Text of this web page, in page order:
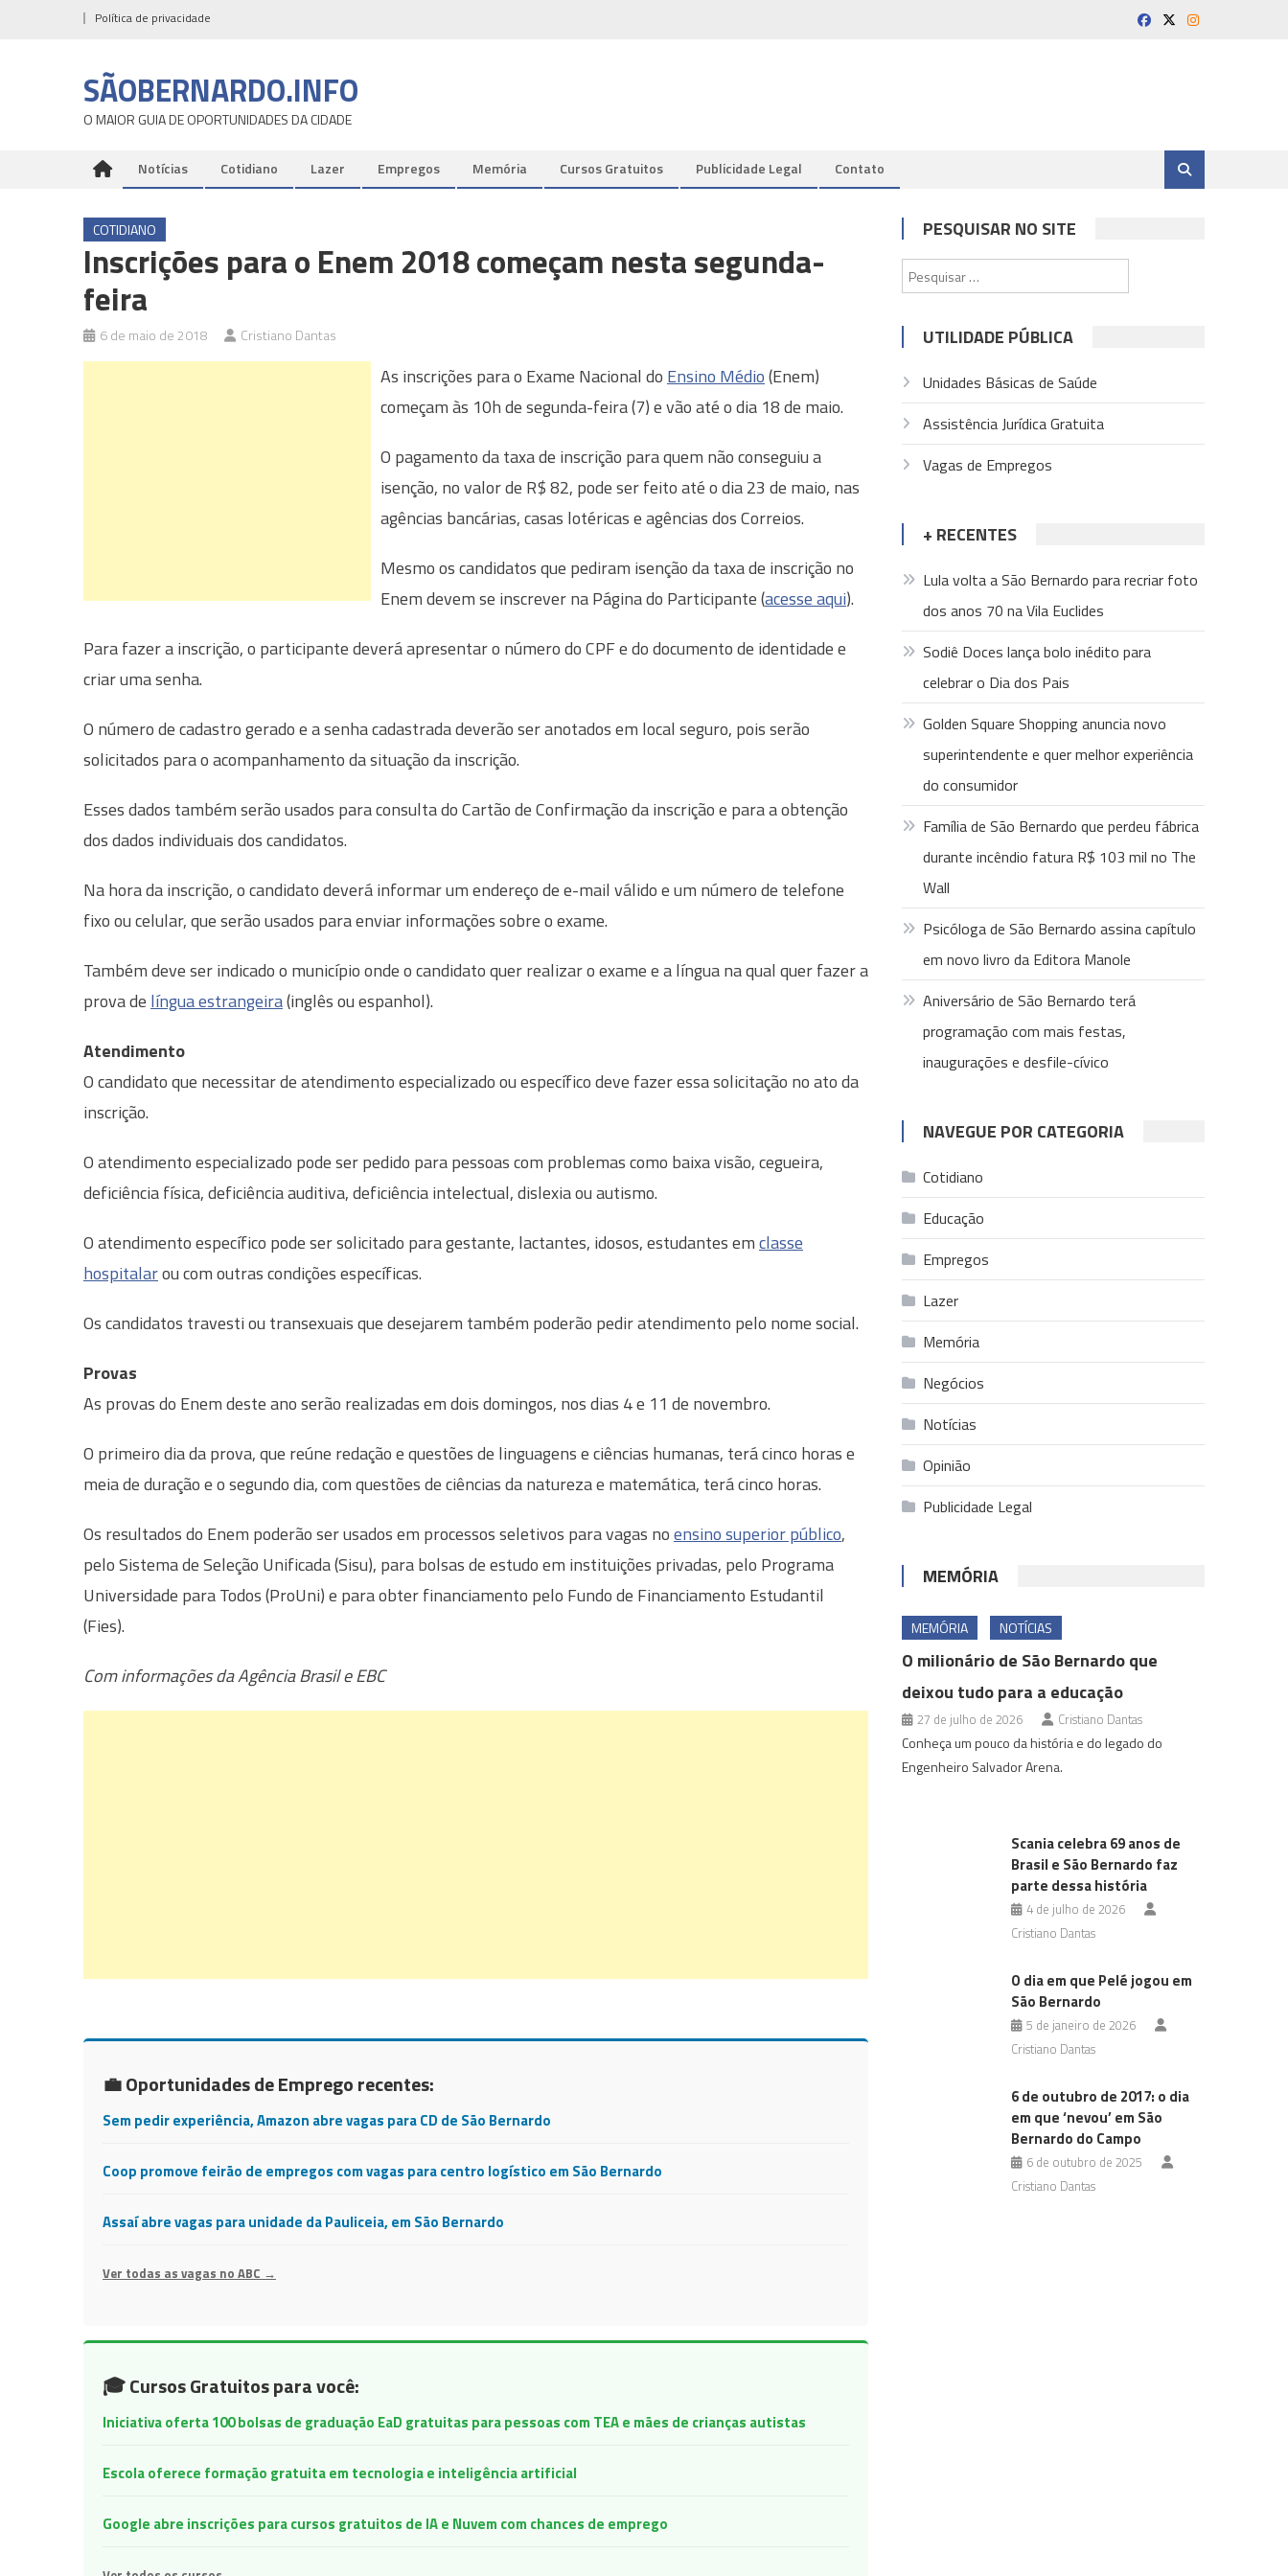
Política de privacidade
SÃOBERNARDO.INFO
O MAIOR GUIA DE OPORTUNIDADES DA CIDADE
Notícias Cotidiano Lazer Empregos Memória Cursos Gratuitos Publicidade Legal Contato
COTIDIANO
Inscrições para o Enem 2018 começam nesta segunda-
feira
6 de maio de 2018 Cristiano Dantas
As inscrições para o Exame Nacional do Ensino Médio(Enem)
começam às 10h de segunda-feira (7) e vão até o dia 18 de maio.
O pagamento da taxa de inscrição para quem não conseguiu a
isenção, no valor de R$ 82, pode ser feito até o dia 23 de maio, nas
agências bancárias, casas lotéricas e agências dos Correios.
Mesmo os candidatos que pediram isenção da taxa de inscrição no
Enem devem se inscrever na Página do Participante (acesse aqui).
Para fazer a inscrição, o participante deverá apresentar o número do CPF e do documento de identidade e
criar uma senha.
O número de cadastro gerado e a senha cadastrada deverão ser anotados em local seguro, pois serão
solicitados para o acompanhamento da situação da inscrição.
Esses dados também serão usados para consulta do Cartão de Confirmação da inscrição e para a obtenção
dos dados individuais dos candidatos.
Na hora da inscrição, o candidato deverá informar um endereço de e-mail válido e um número de telefone
fixo ou celular, que serão usados para enviar informações sobre o exame.
Também deve ser indicado o município onde o candidato quer realizar o exame e a língua na qual quer fazer a
prova de língua estrangeira(inglês ou espanhol).
Atendimento
O candidato que necessitar de atendimento especializado ou específico deve fazer essa solicitação no ato da
inscrição.
O atendimento especializado pode ser pedido para pessoas com problemas como baixa visão, cegueira,
deficiência física, deficiência auditiva, deficiência intelectual, dislexia ou autismo.
O atendimento específico pode ser solicitado para gestante, lactantes, idosos, estudantes emclasse
hospitalarou com outras condições específicas.
Os candidatos travesti ou transexuais que desejarem também poderão pedir atendimento pelo nome social.
Provas
As provas do Enem deste ano serão realizadas em dois domingos, nos dias 4 e 11 de novembro.
O primeiro dia da prova, que reúne redação e questões de linguagens e ciências humanas, terá cinco horas e
meia de duração e o segundo dia, com questões de ciências da natureza e matemática, terá cinco horas.
Os resultados do Enem poderão ser usados em processos seletivos para vagas noensino superior público,
pelo Sistema de Seleção Unificada (Sisu), para bolsas de estudo em instituições privadas, pelo Programa
Universidade para Todos (ProUni) e para obter financiamento pelo Fundo de Financiamento Estudantil
(Fies).
Com informações da Agência Brasil e EBC
💼 Oportunidades de Emprego recentes:
Sem pedir experiência, Amazon abre vagas para CD de São Bernardo
Coop promove feirão de empregos com vagas para centro logístico em São Bernardo
Assaí abre vagas para unidade da Pauliceia, em São Bernardo
Ver todas as vagas no ABC →
🎓 Cursos Gratuitos para você:
Iniciativa oferta 100 bolsas de graduação EaD gratuitas para pessoas com TEA e mães de crianças autistas
Escola oferece formação gratuita em tecnologia e inteligência artificial
Google abre inscrições para cursos gratuitos de IA e Nuvem com chances de emprego
PESQUISAR NO SITE
por:
UTILIDADE PÚBLICA
Unidades Básicas de Saúde
Assistência Jurídica Gratuita
Vagas de Empregos
+ RECENTES
Lula volta a São Bernardo para recriar foto
dos anos 70 na Vila Euclides
Sodiê Doces lança bolo inédito para
celebrar o Dia dos Pais
Golden Square Shopping anuncia novo
superintendente e quer melhor experiência
do consumidor
Família de São Bernardo que perdeu fábrica
durante incêndio fatura R$ 103 mil no The
Wall
Psicóloga de São Bernardo assina capítulo
em novo livro da Editora Manole
Aniversário de São Bernardo terá
programação com mais festas,
inaugurações e desfile-cívico
NAVEGUE POR CATEGORIA
Cotidiano
Educação
Empregos
Lazer
Memória
Negócios
Notícias
Opinião
Publicidade Legal
MEMÓRIA
MEMÓRIA NOTÍCIAS
O milionário de São Bernardo que
deixou tudo para a educação
27 de julho de 2026 Cristiano Dantas
Conheça um pouco da história e do legado do
Engenheiro Salvador Arena.
Scania celebra 69 anos de
Brasil e São Bernardo faz
parte dessa história
4 de julho de 2026
Cristiano Dantas
O dia em que Pelé jogou em
São Bernardo
5 de janeiro de 2026
Cristiano Dantas
6 de outubro de 2017: o dia
em que ‘nevou’ em São
Bernardo do Campo
6 de outubro de 2025
Cristiano Dantas